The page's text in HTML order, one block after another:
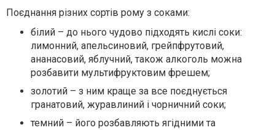
Поєднання різних сортів рому з соками:
білий – до нього чудово підходять кислі соки:
лимонний, апельсиновий, грейпфрутовий,
ананасовий, яблучний, також алкоголь можна
розбавити мультифруктовим фрешем;
золотий – з ним краще за все поєднується
гранатовий, журавлиний і чорничний соки;
темний – його розбавляють ягідними та